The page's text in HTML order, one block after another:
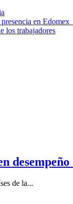
en Edomex
los trabajadores
de la...